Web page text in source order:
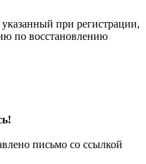
при регистрации,
по восстановлению
письмо со ссылкой